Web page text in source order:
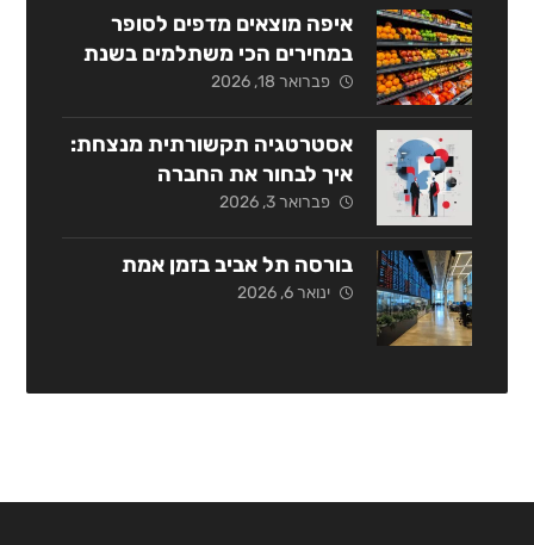
איפה מוצאים מדפים לסופר
במחירים הכי משתלמים בשנת
2026?
פברואר 18, 2026
אסטרטגיה תקשורתית מנצחת:
איך לבחור את החברה
המתאימה בישראל?
פברואר 3, 2026
בורסה תל אביב בזמן אמת
ינואר 6, 2026